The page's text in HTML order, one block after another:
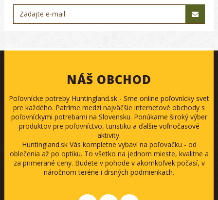
NÁŠ OBCHOD
Poľovnícke potreby Huntingland.sk - Sme online poľovnícky svet
pre každého. Patríme medzi najväčšie internetové obchody s
poľovníckymi potrebami na Slovensku. Ponúkame široký výber
produktov pre poľovníctvo, turistiku a ďalšie voľnočasové
aktivity.
Huntingland.sk Vás kompletne vybaví na poľovačku - od
oblečenia až po optiku. To všetko na jednom mieste, kvalitne a
za primerané ceny. Budete v pohode v akomkoľvek počasí, v
náročnom teréne i drsných podmienkach.